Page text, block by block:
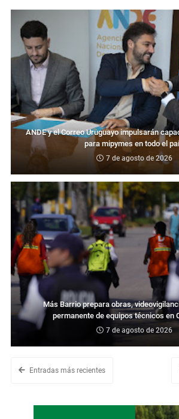
ANDE y el Correo Uruguayo impulsarán
para mipymes en todo el
7 de agosto de 2026
Más Barrio prepara obras,
permanente de equipos técnicos en
7 de agosto de 2026
Entradas más recientes